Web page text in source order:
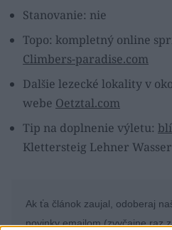
Stanovanie: nie
Topo: kompletný online
Climbers-paradise.com
Dalšie lezecké lokality v
webe Oetztal.com
Tip na doplnenie výletu:
Klettersteig Lehner
Ak ťa článok zaujal, odoberaj
novinky emailom (zvyčajne raz